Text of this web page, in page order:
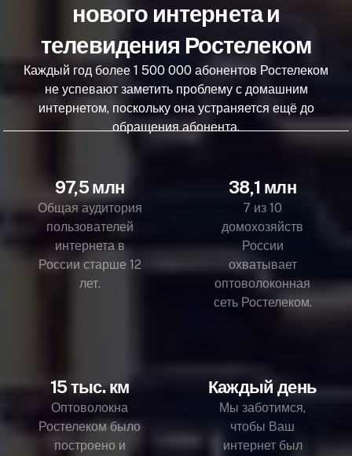
нового интернета и
телевидения Ростелеком
Каждый год более 1 500 000 абонентов Ростелеком
не успевают заметить проблему с домашним
интернетом, поскольку она устраняется ещё до
обращения абонента.
97,5 млн
Общая аудитория
пользователей
интернета в
России старше 12
лет.
38,1 млн
7 из 10
домохозяйств
России
охватывает
оптоволоконная
сеть Ростелеком.
15 тыс. км
Оптоволокна
Ростелеком было
построено и
Каждый день
Мы заботимся,
чтобы Ваш
интернет был